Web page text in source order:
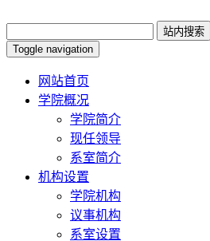
Toggle navigation
网站首页
学院概况
学院简介
现任领导
系室简介
机构设置
学院机构
议事机构
系室设置